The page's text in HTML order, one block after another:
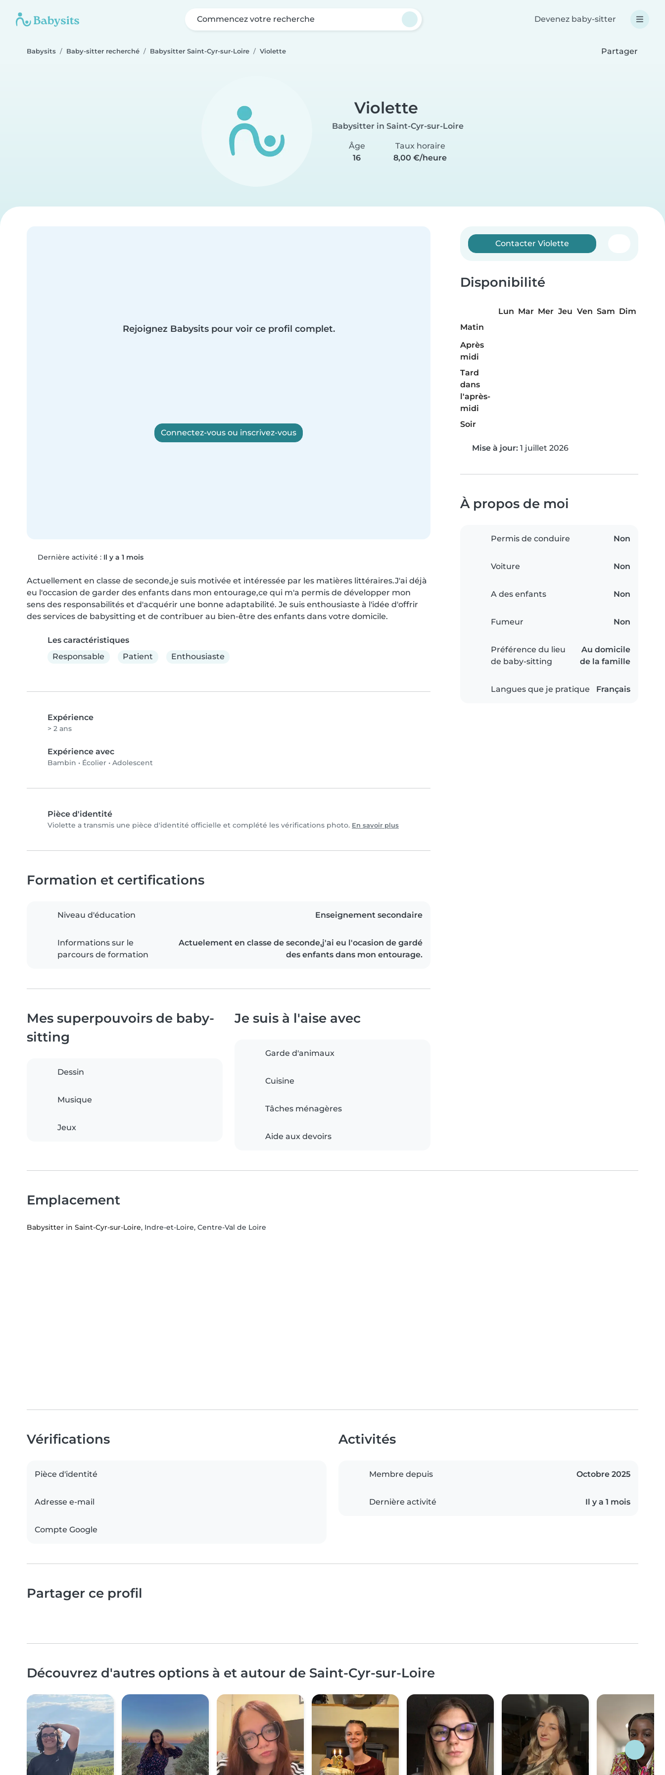
Commencez votre recherche Devenez baby-sitter
Babysits Baby-sitter recherché Babysitter Saint-Cyr-sur-Loire Violette Partager
Violette
Babysitter in Saint-Cyr-sur-Loire
Âge
16
Taux horaire
8,00 €/heure
Rejoignez Babysits pour voir ce profil complet.
Connectez-vous ou inscrivez-vous
Dernière activité : Il y a 1 mois
Actuellement en classe de seconde,je suis motivée et intéressée par les matières littéraires.J'ai déjà
eu l'occasion de garder des enfants dans mon entourage,ce qui m'a permis de développer mon
sens des responsabilités et d'acquérir une bonne adaptabilité. Je suis enthousiaste à l'idée d'offrir
des services de babysitting et de contribuer au bien-être des enfants dans votre domicile.
Les caractéristiques
Responsable
Patient Enthousiaste
Expérience
> 2 ans
Expérience avec
Bambin • Écolier • Adolescent
Pièce d'identité
Violette a transmis une pièce d'identité officielle et complété les vérifications photo. En savoir plus
Contacter Violette
Disponibilité
Lun Mar Mer Jeu Ven Sam Dim
Matin
Après
midi
Tard
dans
l'après-
midi
Soir
Mise à jour: 1 juillet 2026
À propos de moi
Permis de conduire Non
Voiture Non
A des enfants Non
Fumeur Non
Préférence du lieu
de baby-sitting
Au domicile
de la famille
Langues que je pratique Français
Formation et certifications
Niveau d'éducation Enseignement secondaire
Informations sur le
parcours de formation
Actuelement en classe de seconde,j'ai eu l'ocasion de gardé
des enfants dans mon entourage.
Mes superpouvoirs de baby-
sitting
Dessin
Musique
Jeux
Je suis à l'aise avec
Garde d'animaux
Cuisine
Tâches ménagères
Aide aux devoirs
Emplacement
Babysitter in Saint-Cyr-sur-Loire, Indre-et-Loire, Centre-Val de Loire
Vérifications
Pièce d'identité
Adresse e-mail
Compte Google
Activités
Membre depuis Octobre 2025
Dernière activité Il y a 1 mois
Partager ce profil
Découvrez d'autres options à et autour de Saint-Cyr-sur-Loire